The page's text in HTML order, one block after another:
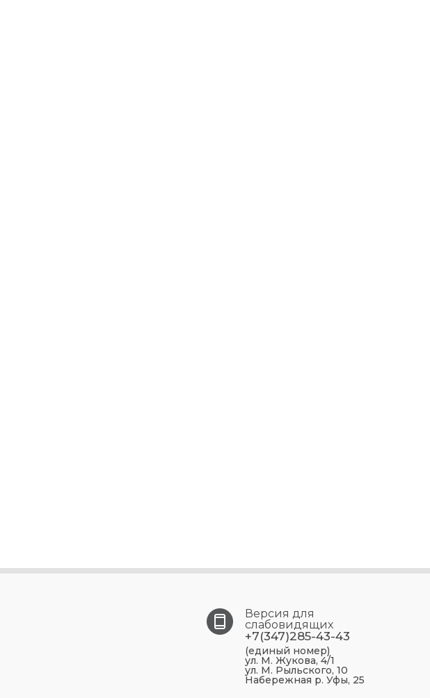
Версия для
слабовидящих
+7(347)285-43-43
(единый номер)
ул. М. Жукова, 4/1
ул. М. Рыльского, 10
Набережная р. Уфы, 25